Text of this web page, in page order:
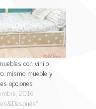
con vinilo
mismo mueble y
opciones
2016